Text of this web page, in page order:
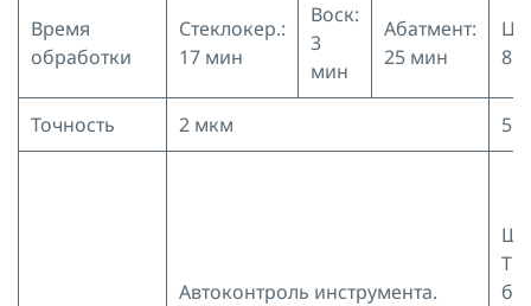
Время
обработки
Стеклокер.:
17 мин
Воск:
3
мин
Абатмент:
25 мин
8
Точность 2 мкм 5
Автоконтроль инструмента.